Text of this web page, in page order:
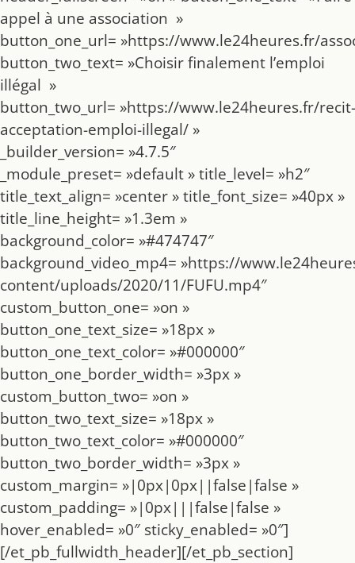
appel à une association »
button_one_url= »https://www.le24heures.fr/
button_two_text= »Choisir finalement l’emploi
illégal »
button_two_url= »https://www.le24heures.fr/recit-
acceptation-emploi-illegal/ »
_builder_version= »4.7.5″
_module_preset= »default » title_level= »h2″
title_text_align= »center » title_font_size= »40px »
title_line_height= »1.3em »
background_color= »#474747″
background_video_mp4= »https://
content/uploads/2020/11/FUFU.mp4″
custom_button_one= »on »
button_one_text_size= »18px »
button_one_text_color= »#000000″
button_one_border_width= »3px »
custom_button_two= »on »
button_two_text_size= »18px »
button_two_text_color= »#000000″
button_two_border_width= »3px »
custom_margin= »|0px|0px||false|false »
custom_padding= »|0px|||false|false »
hover_enabled= »0″ sticky_enabled= »0″]
[/et_pb_fullwidth_header][/et_pb_section]